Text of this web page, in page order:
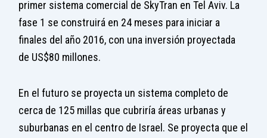
primer sistema comercial de SkyTran en Tel Aviv. La
fase 1 se construirá en 24 meses para iniciar a
finales del año 2016, con una inversión proyectada
de US$80 millones.
En el futuro se proyecta un sistema completo de
cerca de 125 millas que cubriría áreas urbanas y
suburbanas en el centro de Israel. Se proyecta que el